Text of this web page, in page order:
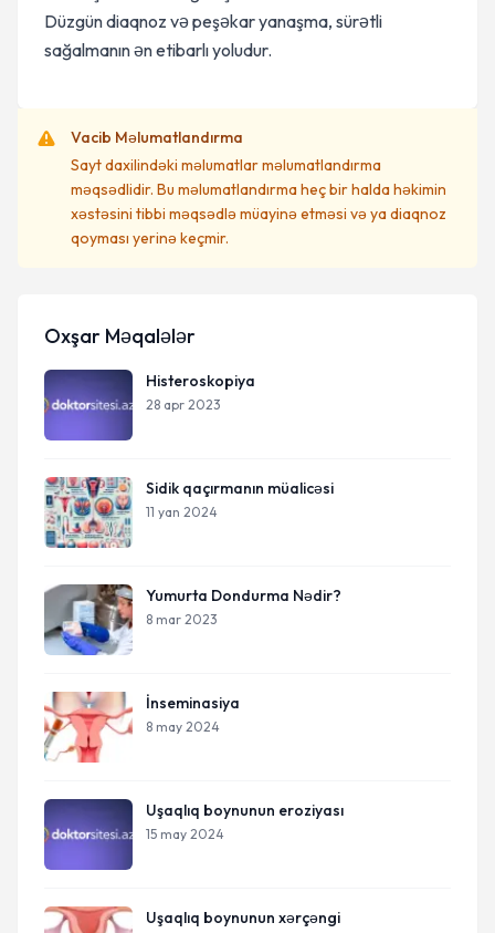
Düzgün diaqnoz və peşəkar yanaşma, sürətli
sağalmanın ən etibarlı yoludur.
Vacib Məlumatlandırma
Sayt daxilindəki məlumatlar məlumatlandırma
məqsədlidir. Bu məlumatlandırma heç bir halda həkimin
xəstəsini tibbi məqsədlə müayinə etməsi və ya diaqnoz
qoyması yerinə keçmir.
Oxşar Məqalələr
Histeroskopiya
28 apr 2023
Sidik qaçırmanın müalicəsi
11 yan 2024
Yumurta Dondurma Nədir?
8 mar 2023
İnseminasiya
8 may 2024
Uşaqlıq boynunun eroziyası
15 may 2024
Uşaqlıq boynunun xərçəngi